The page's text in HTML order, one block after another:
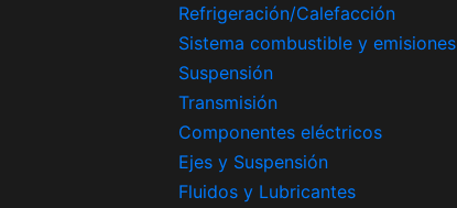
Refrigeración/Calefacción
Sistema combustible y emisiones
Suspensión
Transmisión
Componentes eléctricos
Ejes y Suspensión
Fluidos y Lubricantes